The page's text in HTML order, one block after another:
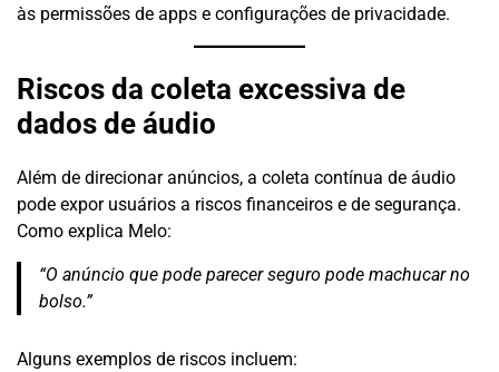
às permissões de apps e configurações de privacidade.
Riscos da coleta excessiva de
dados de áudio
Além de direcionar anúncios, a coleta contínua de áudio
pode expor usuários a riscos financeiros e de segurança.
Como explica Melo:
“O anúncio que pode parecer seguro pode machucar no
bolso.”
Alguns exemplos de riscos incluem: